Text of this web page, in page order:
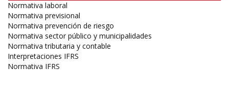
Normativa laboral
Normativa previsional
Normativa prevención de riesgo
Normativa sector público y municipalidades
Normativa tributaria y contable
Interpretaciones IFRS
Normativa IFRS